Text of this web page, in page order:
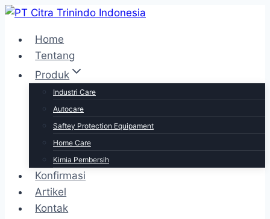
Home
Tentang
Produk
Industri Care
Autocare
Saftey Protection Equipament
Home Care
Kimia Pembersih
Konfirmasi
Artikel
Kontak